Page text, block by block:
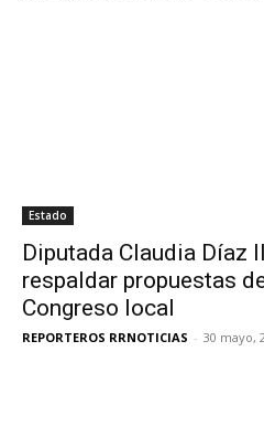
Estado
Diputada Claudia Díaz
respaldar propuestas
Congreso local
REPORTEROS RRNOTICIAS - 30 mayo,